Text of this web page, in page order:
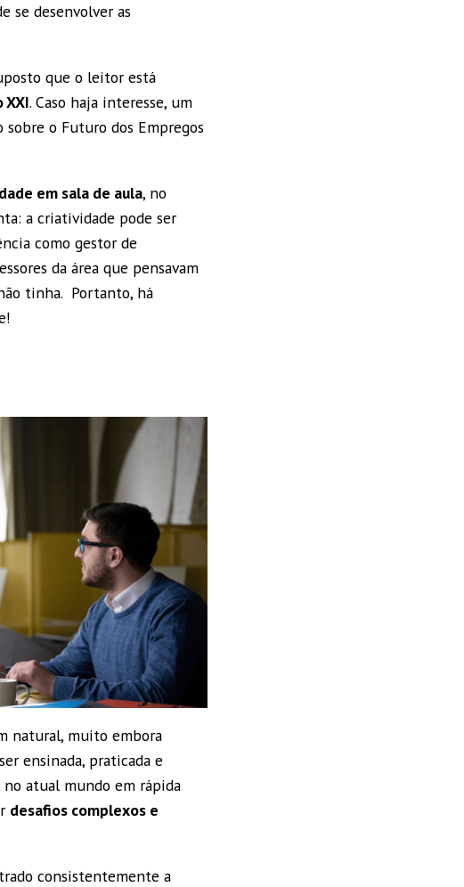
se desenvolver as
que o leitor está
XXI. Caso haja interesse, um
o Futuro dos Empregos
em sala de aula, no
a criatividade pode ser
como gestor de
da área que pensavam
tinha. Portanto, há
natural, muito embora
ensinada, praticada e
atual mundo em rápida
desafios complexos e
consistentemente a